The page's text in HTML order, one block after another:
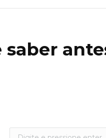
saber